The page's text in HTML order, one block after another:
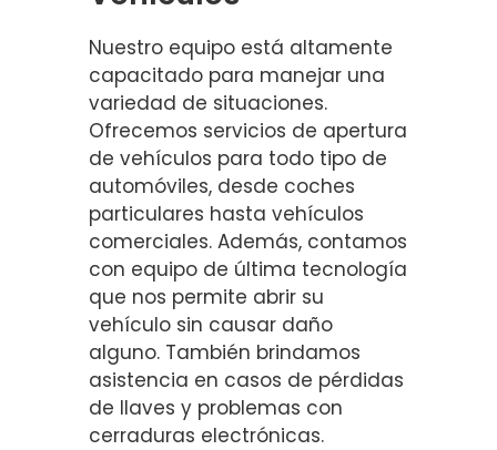
Nuestro equipo está altamente
capacitado para manejar una
variedad de situaciones.
Ofrecemos servicios de apertura
de vehículos para todo tipo de
automóviles, desde coches
particulares hasta vehículos
comerciales. Además, contamos
con equipo de última tecnología
que nos permite abrir su
vehículo sin causar daño
alguno. También brindamos
asistencia en casos de pérdidas
de llaves y problemas con
cerraduras electrónicas.